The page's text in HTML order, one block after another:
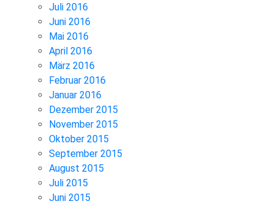
Juli 2016
Juni 2016
Mai 2016
April 2016
März 2016
Februar 2016
Januar 2016
Dezember 2015
November 2015
Oktober 2015
September 2015
August 2015
Juli 2015
Juni 2015